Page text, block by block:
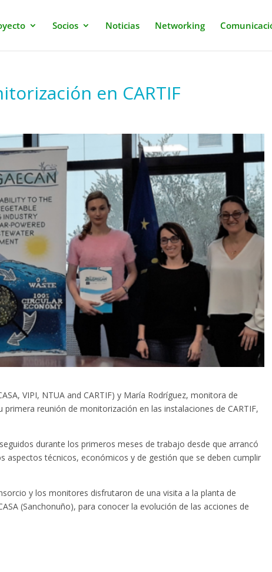
Socios Noticias Networking
en CARTIF
VIPI, NTUA and CARTIF) y María Rodríguez, monitora de
primera reunión de monitorización en las instalaciones de CARTIF,
durante los primeros meses de trabajo desde que arrancó
aspectos técnicos, económicos y de gestión que se deben cumplir
y los monitores disfrutaron de una visita a la planta de
(Sanchonuño), para conocer la evolución de las acciones de